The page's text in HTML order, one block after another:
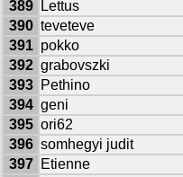
389
Lettus
390 teveteve
391 pokko
392 grabovszki
393
Pethino
394 geni
395 ori62
396 somhegyi judit
397
Etienne